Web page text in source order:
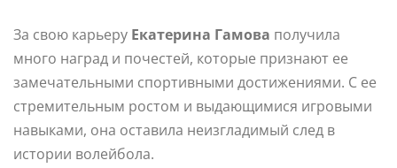
За свою карьеру Екатерина Гамова получила
много наград и почестей, которые признают ее
замечательными спортивными достижениями. С ее
стремительным ростом и выдающимися игровыми
навыками, она оставила неизгладимый след в
истории волейбола.